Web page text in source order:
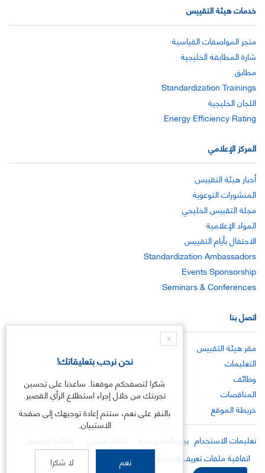
خدمات هيئة التقييس
متجر المواصفات القياسية
شارة المطابقة الخليجية
مطابق
Standardization Trainings
اللجان الخليجية
Energy Efficiency Rating
المركز الإعلامي
أخبار هيئة التقييس
المنشورات التوعوية
مجلة التقييس الخليجي
المواد الإعلامية
الاحتفال بأيام التقييس
Standardization Ambassadors
Events Sponsorship
Seminars & Conferences
اتصل بنا
مقر هيئة التقييس
التعليمات
وظائف
المناقصات
خريطة الموقع
تعليمات الاستخدام بيان الخصوصية اتفاق قانوني
إمكانية الوصول
اتفاقية ملفات تعريف الارتباط
X
نحن نرحب بتعليقاتك!
شكرا لتصفحكم موقعنا. ساعدنا على تحسين
تجربتك من خلال إجراء استطلاع الرأي القصير.
بالنقر على نعم، ستتم إعادة توجيهك إلى صفحة
الاستبيان.
نعم لا شكرا